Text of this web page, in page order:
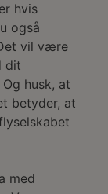
hvis
også
vil være
dit
husk, at
betyder, at
med